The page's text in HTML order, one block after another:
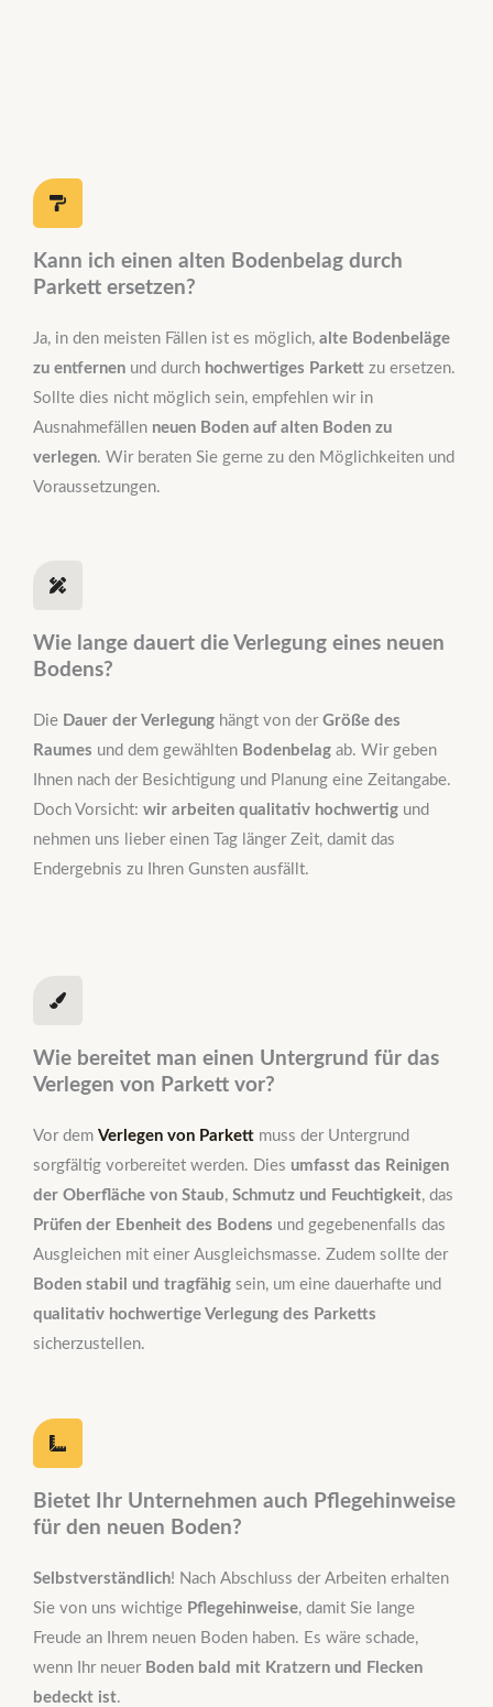
Kann ich einen alten Bodenbelag durch
Parkett ersetzen?
Ja, in den meisten Fällen ist es möglich, alte Bodenbeläge
zu entfernen und durch hochwertiges Parkett zu ersetzen.
Sollte dies nicht möglich sein, empfehlen wir in
Ausnahmefällen neuen Boden auf alten Boden zu
verlegen. Wir beraten Sie gerne zu den Möglichkeiten und
Voraussetzungen.
Wie lange dauert die Verlegung eines neuen
Bodens?
Die Dauer der Verlegung hängt von der Größe des
Raumes und dem gewählten Bodenbelag ab. Wir geben
Ihnen nach der Besichtigung und Planung eine Zeitangabe.
Doch Vorsicht: wir arbeiten qualitativ hochwertig und
nehmen uns lieber einen Tag länger Zeit, damit das
Endergebnis zu Ihren Gunsten ausfällt.
Wie bereitet man einen Untergrund für das
Verlegen von Parkett vor?
Vor dem Verlegen von Parkett muss der Untergrund
sorgfältig vorbereitet werden. Dies umfasst das Reinigen
der Oberfläche von Staub, Schmutz und Feuchtigkeit, das
Prüfen der Ebenheit des Bodens und gegebenenfalls das
Ausgleichen mit einer Ausgleichsmasse. Zudem sollte der
Boden stabil und tragfähig sein, um eine dauerhafte und
qualitativ hochwertige Verlegung des Parketts
sicherzustellen.
Bietet Ihr Unternehmen auch Pflegehinweise
für den neuen Boden?
Selbstverständlich! Nach Abschluss der Arbeiten erhalten
Sie von uns wichtige Pflegehinweise, damit Sie lange
Freude an Ihrem neuen Boden haben. Es wäre schade,
wenn Ihr neuer Boden bald mit Kratzern und Flecken
bedeckt ist.